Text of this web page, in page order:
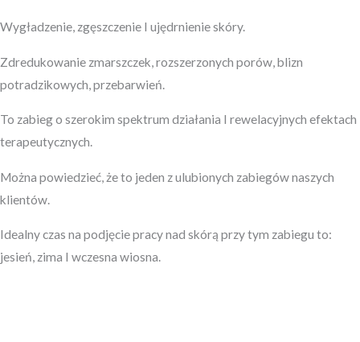
Wygładzenie, zgęszczenie I ujędrnienie skóry.
Zdredukowanie zmarszczek, rozszerzonych porów, blizn
potradzikowych, przebarwień.
To zabieg o szerokim spektrum działania I rewelacyjnych efektach
terapeutycznych.
Można powiedzieć, że to jeden z ulubionych zabiegów naszych
klientów.
Idealny czas na podjęcie pracy nad skórą przy tym zabiegu to:
jesień, zima I wczesna wiosna.